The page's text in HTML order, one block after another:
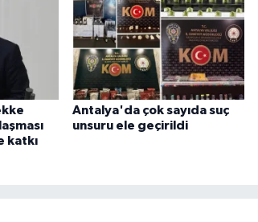
katkı
Antalya'da çok sayıda suç
unsuru ele geçirildi